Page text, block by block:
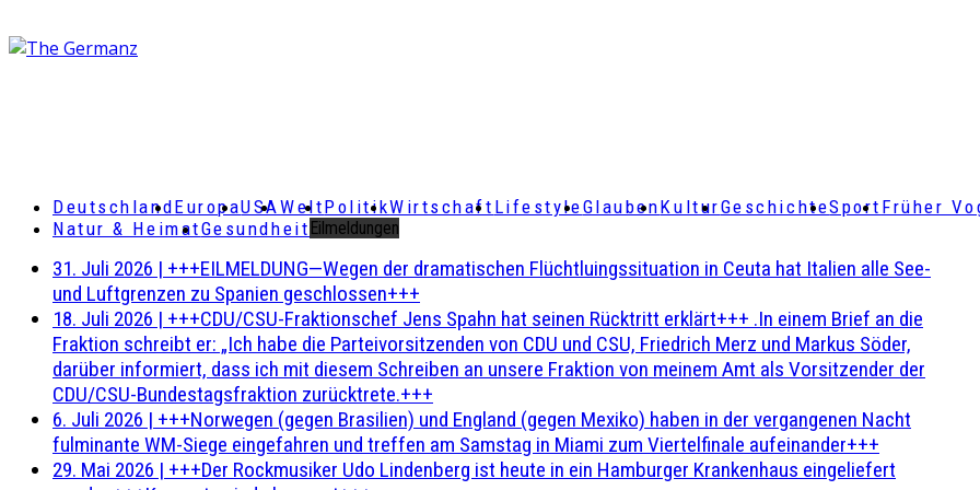
DeutschlandEuropaUSAWeltPolitikWirtschaft LifestyleGlaubenKulturGeschichteSport Früher
Natur & HeimatGesundheit Eilmeldungen
31. Juli 2026 | +++EILMELDUNG—Wegen der dramatischen Flüchtluingssituation in Ceuta hat Italien alle See-
und Luftgrenzen zu Spanien geschlossen+++
18. Juli 2026 | +++CDU/CSU-Fraktionschef Jens Spahn hat seinen Rücktritt erklärt+++ .In einem Brief an die
Fraktion schreibt er: „Ich habe die Parteivorsitzenden von CDU und CSU, Friedrich Merz und Markus Söder,
darüber informiert, dass ich mit diesem Schreiben an unsere Fraktion von meinem Amt als Vorsitzender der
CDU/CSU-Bundestagsfraktion zurücktrete.+++
6. Juli 2026 | +++Norwegen (gegen Brasilien) und England (gegen Mexiko) haben in der vergangenen Nacht
fulminante WM-Siege eingefahren und treffen am Samstag in Miami zum Viertelfinale aufeinander+++
29. Mai 2026 | +++Der Rockmusiker Udo Lindenberg ist heute in ein Hamburger Krankenhaus eingeliefert